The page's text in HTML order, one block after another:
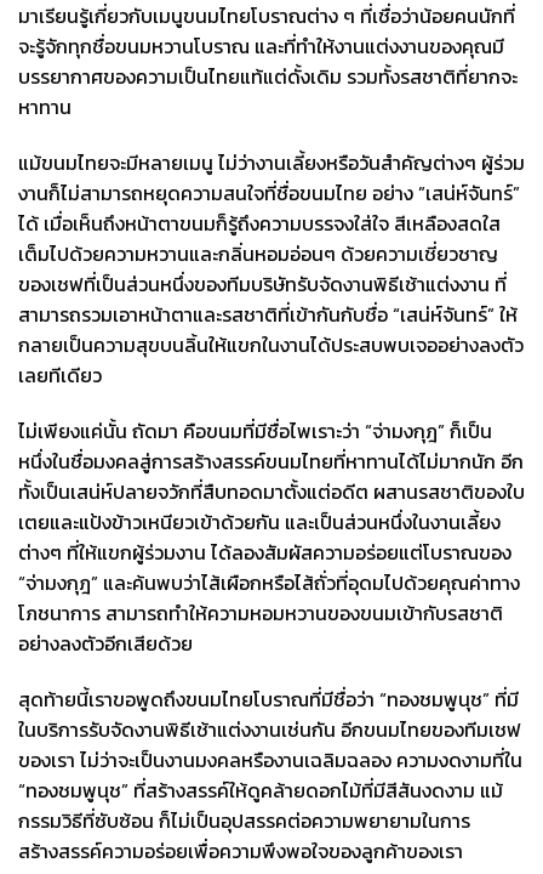
มาเรียนรู้เกี่ยวกับเมนูขนมไทยโบราณต่าง ๆ ที่เชื่อว่าน้อยคนนักที่
จะรู้จักทุกชื่อขนมหวานโบราณ และที่ทำให้งานแต่งงานของคุณมี
บรรยากาศของความเป็นไทยแท้แต่ดั้งเดิม รวมทั้งรสชาติที่ยากจะ
หาทาน
แม้ขนมไทยจะมีหลายเมนู ไม่ว่างานเลี้ยงหรือวันสำคัญต่างๆ ผู้ร่วม
งานก็ไม่สามารถหยุดความสนใจที่ชื่อขนมไทย อย่าง ”เสน่ห์จันทร์”
ได้ เมื่อเห็นถึงหน้าตาขนมก็รู้ถึงความบรรจงใส่ใจ สีเหลืองสดใส
เต็มไปด้วยความหวานและกลิ่นหอมอ่อนๆ ด้วยความเชี่ยวชาญ
ของเชฟที่เป็นส่วนหนึ่งของทีมบริษัทรับจัดงานพิธีเช้าแต่งงาน ที่
สามารถรวมเอาหน้าตาและรสชาติที่เข้ากันกับชื่อ “เสน่ห์จันทร์” ให้
กลายเป็นความสุขบนลิ้นให้แขกในงานได้ประสบพบเจออย่างลงตัว
เลยทีเดียว
ไม่เพียงแค่นั้น ถัดมา คือขนมที่มีชื่อไพเราะว่า “จ่ามงกุฎ” ก็เป็น
หนึ่งในชื่อมงคลสู่การสร้างสรรค์ขนมไทยที่หาทานได้ไม่มากนัก อีก
ทั้งเป็นเสน่ห์ปลายจวักที่สืบทอดมาตั้งแต่อดีต ผสานรสชาติของใบ
เตยและแป้งข้าวเหนียวเข้าด้วยกัน และเป็นส่วนหนึ่งในงานเลี้ยง
ต่างๆ ที่ให้แขกผู้ร่วมงาน ได้ลองสัมผัสความอร่อยแต่โบราณของ
“จ่ามงกุฎ” และค้นพบว่าไส้เผือกหรือไส้ถั่วที่อุดมไปด้วยคุณค่าทาง
โภชนาการ สามารถทำให้ความหอมหวานของขนมเข้ากับรสชาติ
อย่างลงตัวอีกเสียด้วย
สุดท้ายนี้เราขอพูดถึงขนมไทยโบราณที่มีชื่อว่า “ทองชมพูนุช” ที่มี
ในบริการรับจัดงานพิธีเช้าแต่งงานเช่นกัน อีกขนมไทยของทีมเชฟ
ของเรา ไม่ว่าจะเป็นงานมงคลหรืองานเฉลิมฉลอง ความงดงามที่ใน
“ทองชมพูนุช” ที่สร้างสรรค์ให้ดูคล้ายดอกไม้ที่มีสีสันงดงาม แม้
กรรมวิธีที่ซับซ้อน ก็ไม่เป็นอุปสรรคต่อความพยายามในการ
สร้างสรรค์ความอร่อยเพื่อความพึงพอใจของลูกค้าของเรา